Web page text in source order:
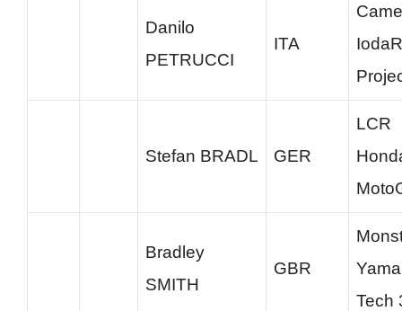
Danilo
PETRUCCI
ITA
Came
Stefan BRADL GER
LCR
Bradley
SMITH
GBR
Tech